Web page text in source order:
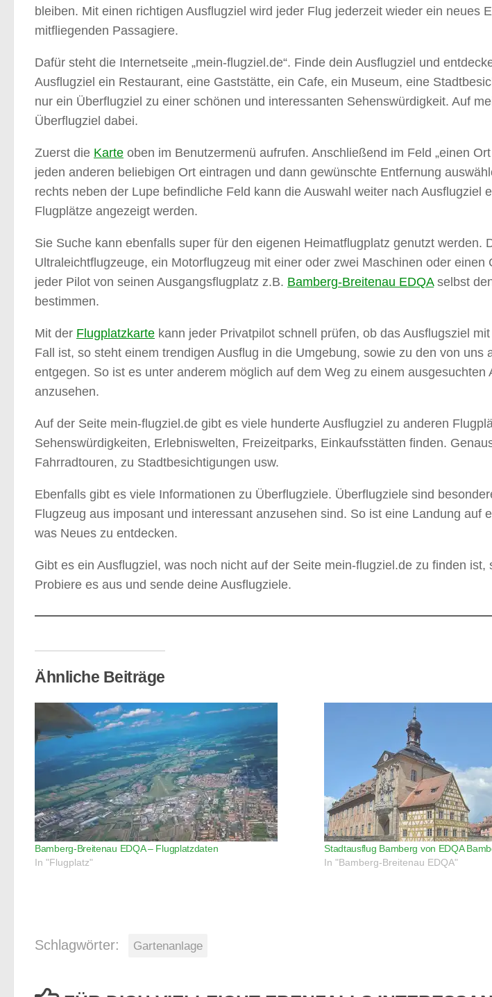
bleiben. Mit einen richtigen Ausflugziel wird jeder Flug jederzeit wieder ein
mitfliegenden Passagiere.
Dafür steht die Internetseite „mein-flugziel.de“. Finde dein Ausflugziel und
Ausflugziel ein Restaurant, eine Gaststätte, ein Cafe, ein Museum, eine
nur ein Überflugziel zu einer schönen und interessanten Sehenswürdigkeit. Auf
Überflugziel dabei.
Zuerst die Karte oben im Benutzermenü aufrufen. Anschließend im Feld „einen
jeden anderen beliebigen Ort eintragen und dann gewünschte Entfernung
rechts neben der Lupe befindliche Feld kann die Auswahl weiter nach
Flugplätze angezeigt werden.
Sie Suche kann ebenfalls super für den eigenen Heimatflugplatz genutzt
Ultraleichtflugzeuge, ein Motorflugzeug mit einer oder zwei Maschinen oder
jeder Pilot von seinen Ausgangsflugplatz z.B. Bamberg-Breitenau EDQAselbst
bestimmen.
Mit der Flugplatzkarte kann jeder Privatpilot schnell prüfen, ob das Ausflugsziel
Fall ist, so steht einem trendigen Ausflug in die Umgebung, sowie zu den von uns
entgegen. So ist es unter anderem möglich auf dem Weg zu einem
anzusehen.
Auf der Seite mein-flugziel.de gibt es viele hunderte Ausflugziel zu anderen
Sehenswürdigkeiten, Erlebniswelten, Freizeitparks, Einkaufsstätten finden.
Fahrradtouren, zu Stadtbesichtigungen usw.
Ebenfalls gibt es viele Informationen zu Überflugziele. Überflugziele sind
Flugzeug aus imposant und interessant anzusehen sind. So ist eine Landung
was Neues zu entdecken.
Gibt es ein Ausflugziel, was noch nicht auf der Seite mein-flugziel.de zu finden ist,
Probiere es aus und sende deine Ausflugziele.
Ähnliche Beiträge
Bamberg-Breitenau EDQA – Flugplatzdaten
In "Flugplatz"
Stadtausflug Bamberg von EDQA
In "Bamberg-Breitenau EDQA"
Schlagwörter: Gartenanlage